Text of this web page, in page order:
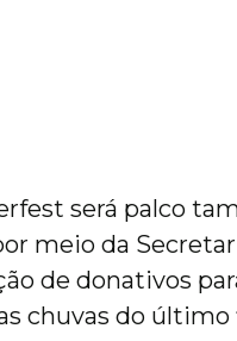
será palco
meio da
de donativos
chuvas do último